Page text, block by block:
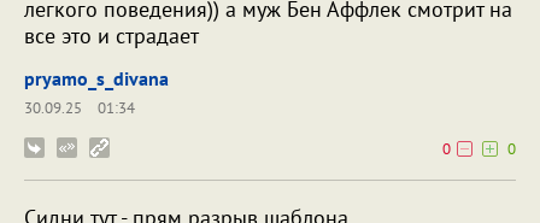
легкого поведения)) а муж Бен Аффлек смотрит на
все это и страдает
pryamo_s_divana
30.09.25
01:34
0
0
Сидни тут - прям разрыв шаблона